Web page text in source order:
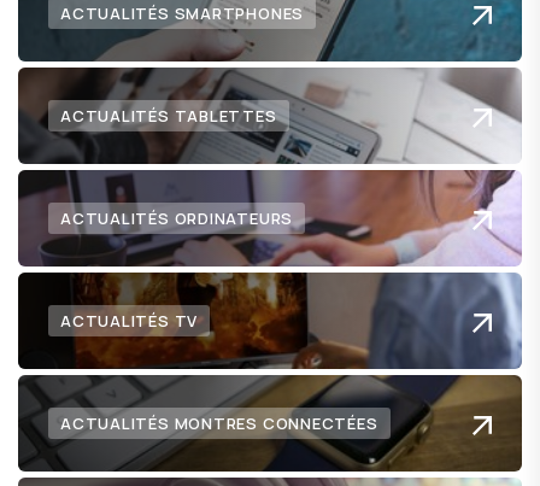
ACTUALITÉS SMARTPHONES
ACTUALITÉS TABLETTES
ACTUALITÉS ORDINATEURS
ACTUALITÉS TV
ACTUALITÉS MONTRES CONNECTÉES